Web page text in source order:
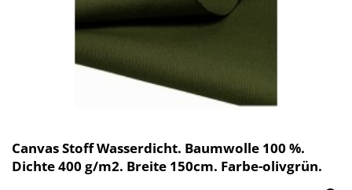
Canvas Stoff Wasserdicht. Baumwolle 100 %.
Dichte 400 g/m2. Breite 150cm. Farbe-olivgrün.